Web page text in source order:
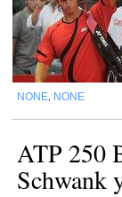
NONE NONE
ATP 250
Schwank